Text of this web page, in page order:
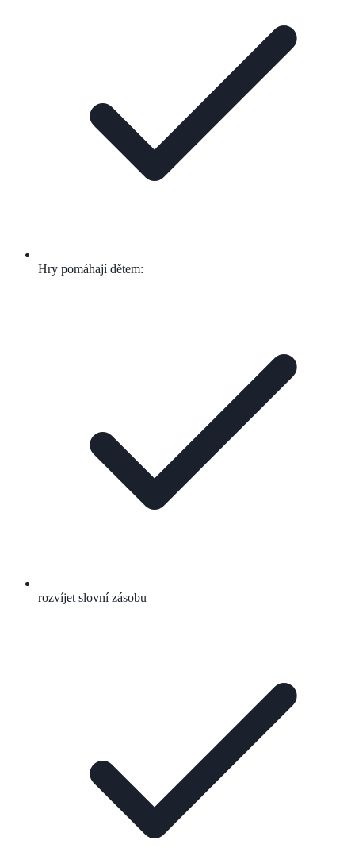
Hry pomáhají dětem:
rozvíjet slovní zásobu